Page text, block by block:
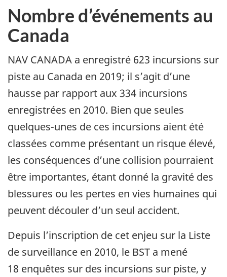
Nombre d’événements au
Canada
NAV CANADA a enregistré 623 incursions sur
piste au Canada en 2019; il s’agit d’une
hausse par rapport aux 334 incursions
enregistrées en 2010. Bien que seules
quelques-unes de ces incursions aient été
classées comme présentant un risque élevé,
les conséquences d’une collision pourraient
être importantes, étant donné la gravité des
blessures ou les pertes en vies humaines qui
peuvent découler d’un seul accident.
Depuis l’inscription de cet enjeu sur la Liste
de surveillance en 2010, le BST a mené
18 enquêtes sur des incursions sur piste, y